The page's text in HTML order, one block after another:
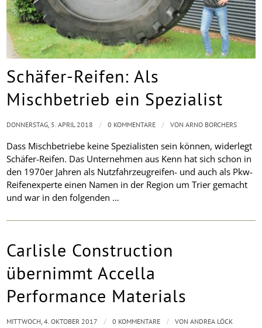
Schäfer-Reifen: Als
Mischbetrieb ein Spezialist
Dass Mischbetriebe keine Spezialisten sein können, widerlegt
Schäfer-Reifen. Das Unternehmen aus Kenn hat sich schon in
den 1970er Jahren als Nutzfahrzeugreifen- und auch als Pkw-
Reifenexperte einen Namen in der Region um Trier gemacht
und war in den folgenden …
DONNERSTAG, 5. APRIL 2018 / 0 KOMMENTARE / VONARNO BORCHERS
Carlisle Construction
übernimmt Accella
Performance Materials
MITTWOCH, 4. OKTOBER 2017 / 0 KOMMENTARE / VONANDREA LÖCK